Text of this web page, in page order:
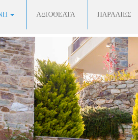
ΑΞΙΟΘΕΑΤΑ ΠΑΡΑΛΙΕΣ